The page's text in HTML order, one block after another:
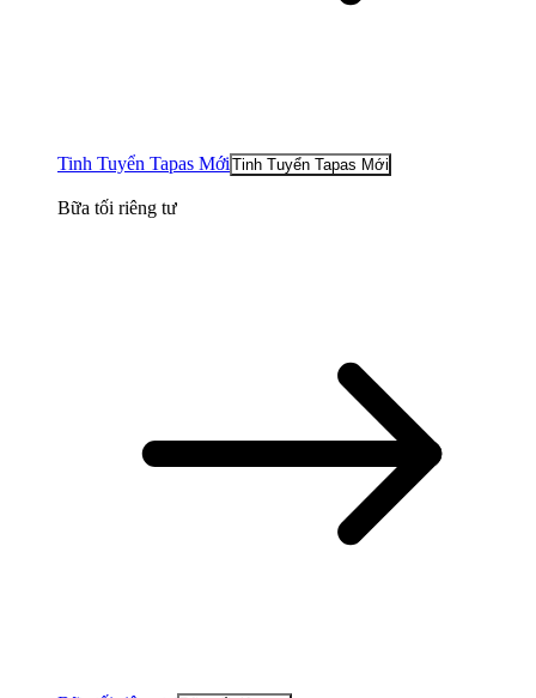
Tinh Tuyển Tapas Mới Tinh Tuyển Tapas Mới
Bữa tối riêng tư